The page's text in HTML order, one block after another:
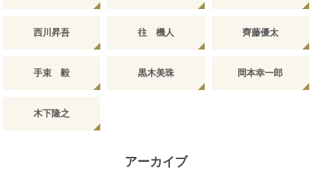
西川昇吾 往 機人 齊藤優太
手束 毅 黒木美珠 岡本幸一郎
木下隆之
アーカイブ